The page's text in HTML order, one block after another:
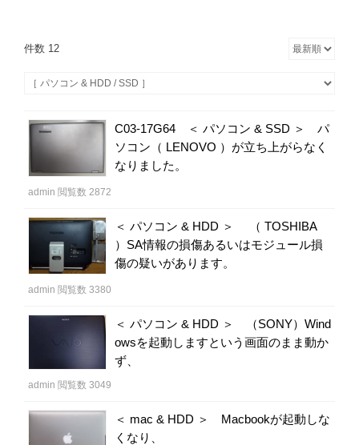
件数 12
C03-17G64 ＜ パソコン & SSD ＞ パ
ソコン（ LENOVO ）が立ち上がらなく
なりました。
admin 閲覧数 2872
＜ パソコン & HDD ＞ （ TOSHIBA
）SA情報の損傷あるいはモジュール損
傷の疑いがあります。
admin 閲覧数 3380
＜ パソコン & HDD ＞ （SONY）Wind
owsを起動しますという画面のまま動か
ず、
admin 閲覧数 3049
＜ mac & HDD ＞ Macbookが起動しな
くなり、